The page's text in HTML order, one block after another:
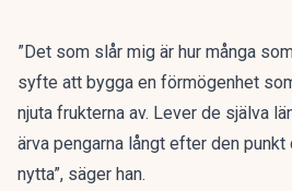
”Det som slår mig är hur många
syfte att bygga en förmögenhet
njuta frukterna av. Lever de själva
ärva pengarna långt efter den
nytta”, säger han.